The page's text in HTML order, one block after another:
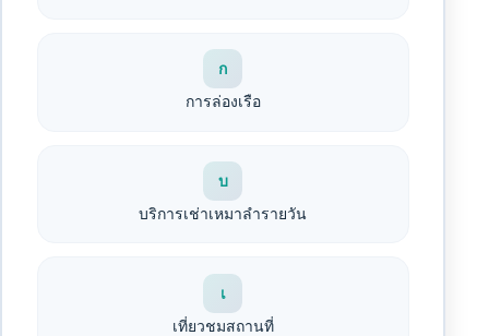
ก
การล่องเรือ
บ
บริการเช่าเหมาลำรายวัน
เ
เที่ยวชมสถานที่